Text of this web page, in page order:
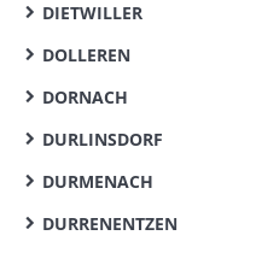
DIETWILLER
DOLLEREN
DORNACH
DURLINSDORF
DURMENACH
DURRENENTZEN